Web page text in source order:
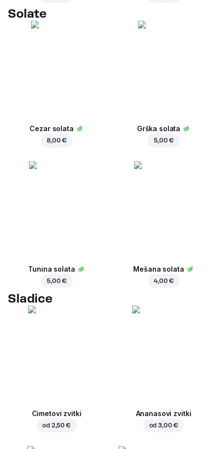
Solate
Cezar solata
8,00 €
Grška solata
5,00 €
Tunina solata
5,00 €
Mešana solata
4,00 €
Sladice
Cimetovi zvitki
od 2,50 €
Ananasovi zvitki
od3,00 €